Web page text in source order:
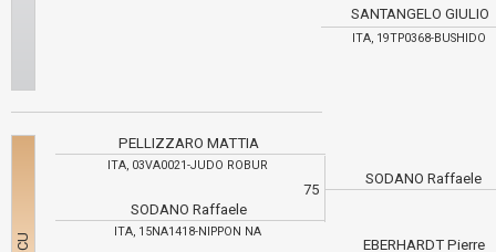
SANTANGELO GIULIO
ITA, 19TP0368-BUSHIDO
PELLIZZARO MATTIA
ITA, 03VA0021-JUDO ROBUR
SODANO Raffaele
ITA, 15NA1418-NIPPON NA
75
SODANO Raffaele
EBERHARDT Pierre